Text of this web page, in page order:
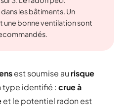
les bâtiments. Un
une bonne ventilation sont
est soumise au risque
type identifié : crue à
et le potentiel radon est